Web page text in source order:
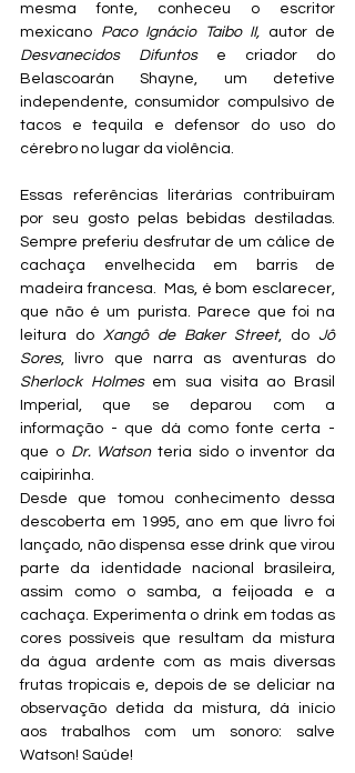
mesma fonte, conheceu o escritor
mexicano
Paco Ignácio Taibo II,
Desvanecidos Difuntos e criador do
Belascoarán Shayne, um detetive
independente, consumidor compulsivo de
tacos e tequila e defensor do uso do
cérebro no lugar da violência.
Essas referências literárias contribuíram
por seu gosto pelas bebidas destiladas.
Sempre preferiu desfrutar de um cálice de
cachaça envelhecida em barris de
madeira francesa.  Mas, é bom esclarecer,
que não é um purista. Parece que foi na
leitura do Xangô de Baker Street, do Jô
Sores
Sherlock Holmes em sua visita ao Brasil
Imperial, que se deparou com a
informação - que dá como fonte certa -
que o Dr. Watson teria sido o inventor da
caipirinha.
Desde que tomou conhecimento dessa
descoberta em 1995, ano em que livro foi
lançado, não dispensa esse drink que virou
parte da identidade nacional brasileira,
assim como o samba, a feijoada e a
cachaça. Experimenta o drink em todas as
cores possíveis que resultam da mistura
da água ardente com as mais diversas
frutas tropicais e, depois de se deliciar na
observação detida da mistura, dá início
aos trabalhos com um sonoro: salve
Watson! Saúde!